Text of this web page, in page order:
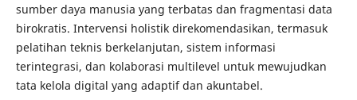
sumber daya manusia yang terbatas dan fragmentasi data
birokratis. Intervensi holistik direkomendasikan, termasuk
pelatihan teknis berkelanjutan, sistem informasi
terintegrasi, dan kolaborasi multilevel untuk mewujudkan
tata kelola digital yang adaptif dan akuntabel.